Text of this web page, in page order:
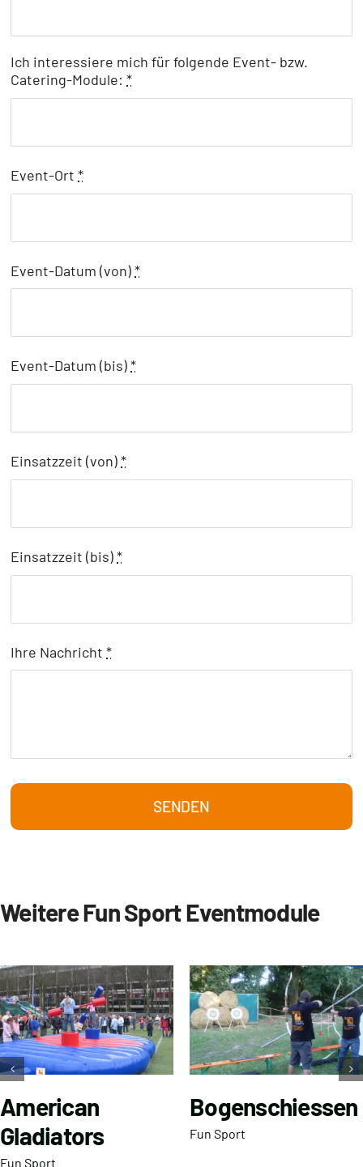
Ich interessiere mich für folgende Event- bzw.
Catering-Module:*
Event-Ort*
Event-Datum (von)*
Event-Datum (bis)*
Einsatzzeit (von)*
Einsatzzeit (bis)*
Ihre Nachricht*
SENDEN
Weitere Fun Sport Eventmodule
American
Gladiators
Fun Sport
Bogenschiessen
Fun Sport